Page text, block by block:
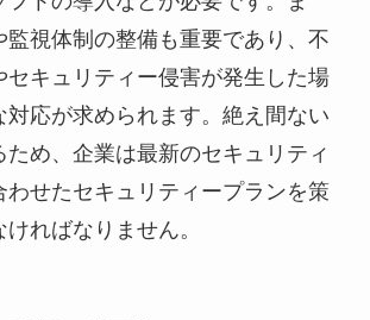
監視体制の整備も重要であり、不
セキュリティー侵害が発生した場
対応が求められます。絶え間ない
ため、企業は最新のセキュリティ
わせたセキュリティープランを策
ればなりません。